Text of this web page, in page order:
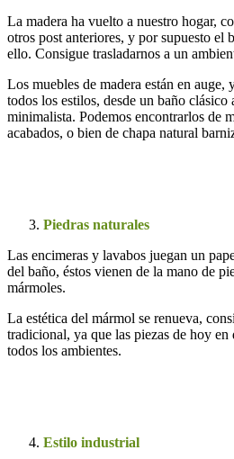
La madera ha vuelto a nuestro hogar,
otros post anteriores, y por supuesto el
ello. Consigue trasladarnos a un
Los muebles de madera están en auge,
todos los estilos, desde un baño
minimalista. Podemos encontrarlos de
acabados, o bien de chapa natural
Piedras naturales
Las encimeras y lavabos juegan un
del baño, éstos vienen de la mano de
mármoles.
La estética del mármol se renueva,
tradicional, ya que las piezas de hoy en
todos los ambientes.
Estilo industrial